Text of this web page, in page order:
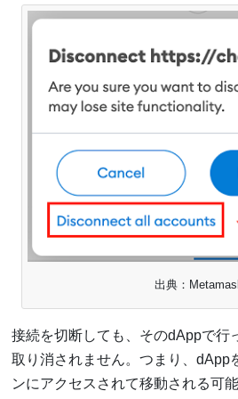
出典：
接続を切断しても、そのdAppで行
取り消されません。つまり、dApp
ンにアクセスされて移動される可